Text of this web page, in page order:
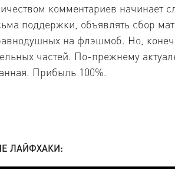
комментариев начинает
поддержки, объявлять сбор
на флэшмоб. Но,
частей. По-прежнему
Прибыль 100%.
ЛАЙФХАКИ: